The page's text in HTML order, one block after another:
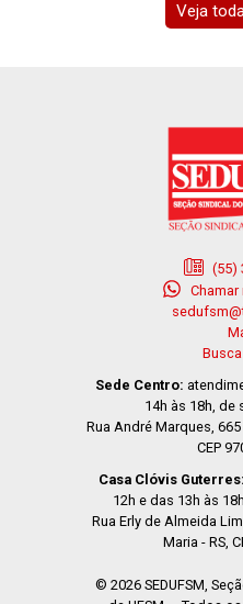
Veja
(55)
Sede Centro:
14h às 18h, de
Rua André Marques, 665
CEP
Casa Clóvis Guterres:
12h e das 13h às
Rua Erly de Almeida
Maria - RS,
© 2026 SEDUFSM,